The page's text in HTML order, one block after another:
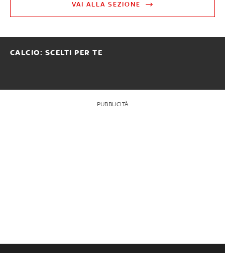
VAI ALLA SEZIONE
CALCIO: SCELTI PER TE
PUBBLICITÀ